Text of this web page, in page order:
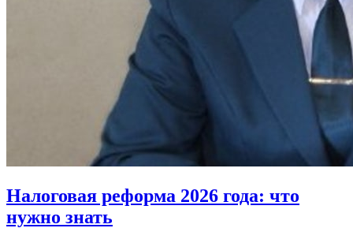
Налоговая реформа 2026 года: что
нужно знать